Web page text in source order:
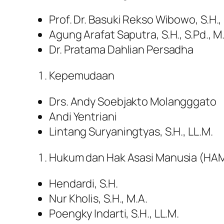
Prof. Dr. Basuki Rekso Wibowo, S.H.,
Agung Arafat Saputra, S.H., S.Pd.,
Dr. Pratama Dahlian Persadha
Kepemudaan
Drs. Andy Soebjakto Molangggato
Andi Yentriani
Lintang Suryaningtyas, S.H., LL.M.
Hukum dan Hak Asasi Manusia
Hendardi, S.H.
Nur Kholis, S.H., M.A.
Poengky Indarti, S.H., LL.M.